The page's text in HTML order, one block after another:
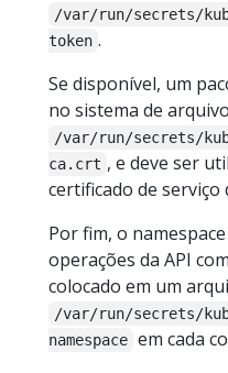
/var/run/secrets/
token .
Se disponível, um
no sistema de
/var/run/secrets/
ca.crt , e deve ser
certificado de serviço
Por fim, o
operações da API
colocado em um
/var/run/secrets/
namespace em cada